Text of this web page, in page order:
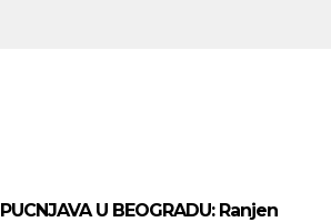
PUCNJAVA U BEOGRADU: Ranjen